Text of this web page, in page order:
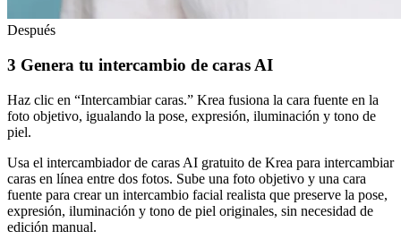
Después
3 Genera tu intercambio de caras AI
Haz clic en “Intercambiar caras.” Krea fusiona la cara fuente en la
foto objetivo, igualando la pose, expresión, iluminación y tono de
piel.
Usa el intercambiador de caras AI gratuito de Krea para intercambiar
caras en línea entre dos fotos. Sube una foto objetivo y una cara
fuente para crear un intercambio facial realista que preserve la pose,
expresión, iluminación y tono de piel originales, sin necesidad de
edición manual.